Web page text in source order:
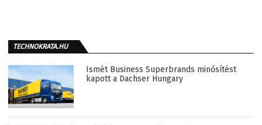
TECHNOKRATA.HU
Ismét Business Superbrands minősítést
kapott a Dachser Hungary